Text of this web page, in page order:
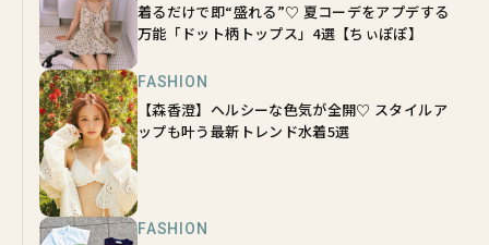
着るだけで即“盛れる”♡ 夏コーデをアプデする
万能「ドット柄トップス」4選【ちぃぽぽ】
FASHION
【森香澄】ヘルシーな色気が全開♡ スタイルア
ップも叶う最新トレンド水着5選
FASHION